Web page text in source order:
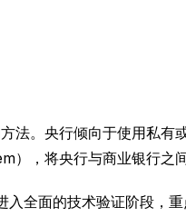
法。央行倾向于使用私
，将央行与商业银行之
全面的技术验证阶段，